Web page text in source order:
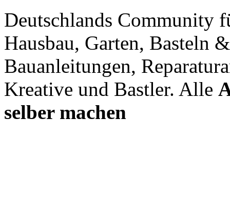
Deutschlands Community
Hausbau, Garten, Basteln
Bauanleitungen,
Kreative und Bastler. Alle
selber machen